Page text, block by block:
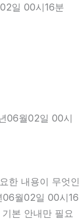
일 00시16분
06월02일 00시
한 내용이 무엇인
06월02일 00시16
본 안내만 필요